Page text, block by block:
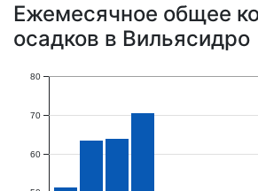
Ежемесячное общее
осадков в Вильясидро
60
70
80